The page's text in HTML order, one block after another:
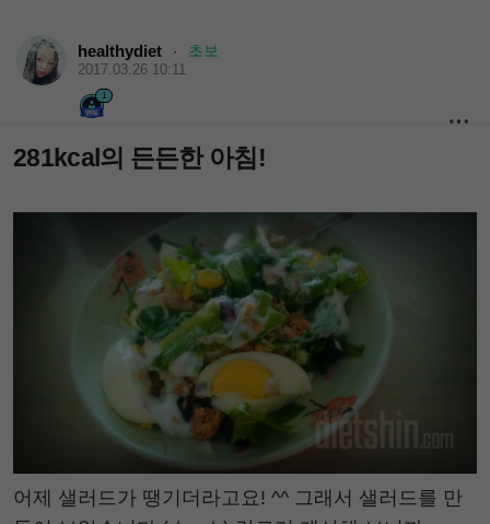
healthydiet · 초보
2017.03.26 10:11
1
281kcal의 든든한 아침!
어제 샐러드가 땡기더라고요! ^^ 그래서 샐러드를 만